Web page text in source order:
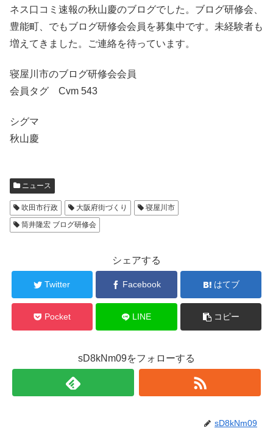
ネス口コミ速報の秋山慶のブログでした。ブログ研修会、
豊能町、でもブログ研修会会員を募集中です。未経験者も
増えてきました。ご連絡を待っています。
寝屋川市のブログ研修会会員
会員タグ Cvm 543
シグマ
秋山慶
ニュース
吹田市行政 大阪府街づくり
寝屋川市
筒井隆宏 ブログ研修会
シェアする
Twitter Facebook はてブ
Pocket LINE コピー
sD8kNm09をフォローする
sD8kNm09